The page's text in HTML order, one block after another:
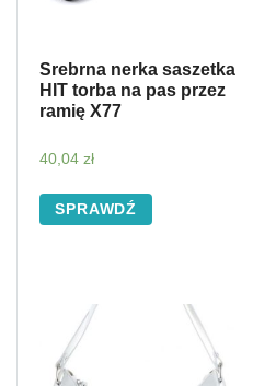
Srebrna nerka saszetka
HIT torba na pas przez
ramię X77
40,04 zł
SPRAWDŹ